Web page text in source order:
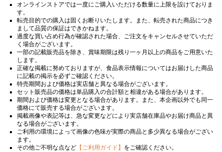
オンラインストアでは一度にご購入いただける数量に上限を設けておりま
す。
転売目的での購入は固くお断りいたします。また、転売された商品につき
まして品質の保証はできかねます。
過度な買い占め行為が確認された場合、ご注文をキャンセルさせていただ
く場合がございます。
一部の記載販売品を除き、賞味期限は残り一ヶ月以上の商品をご用意いた
します。
正確な掲載に努めておりますが、食品表示情報についてはお届けした商品
に記載の掲示を必ずご確認ください。
特売期間および価格は実店舗と異なる場合がございます。
セット販売品の価格は単品購入の合計額と相違がある場合があります。
期間および価格は変更となる場合があります。また、本企画以外でも同一
価格にて販売する場合がございます。
掲載画像や表記等は、急な変更などにより実店舗在庫品やお届け商品と異
なる場合がございます。
ご利用の環境によって画像の色味が実際の商品と多少異なる場合がござい
ます。
その他ご不明な点など 【ご利用ガイド】 をご確認ください。